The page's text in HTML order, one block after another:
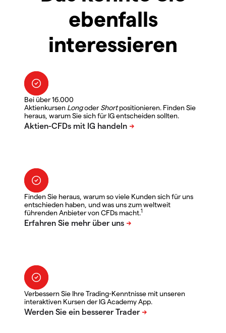
ebenfalls
interessieren
Bei über 16.000
Aktienkursen LongoderShortpositionieren. Finden Sie
heraus, warum Sie sich für IG entscheiden sollten.
Finden Sie heraus, warum so viele Kunden sich für uns
entschieden haben, und was uns zum weltweit
führenden Anbieter von CFDs macht.1
Verbessern Sie Ihre Trading-Kenntnisse mit unseren
interaktiven Kursen der IG Academy App.